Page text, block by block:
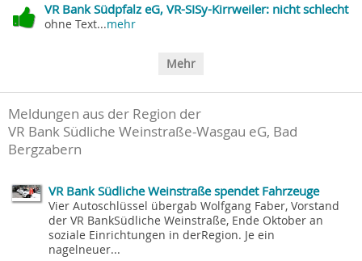
VR Bank Südpfalz eG, VR-SISy-Kirrweiler: nicht schlecht
ohne Text...mehr
Mehr
Meldungen aus der Region der
VR Bank Südliche Weinstraße-Wasgau eG, Bad
Bergzabern
VR Bank Südliche Weinstraße spendet Fahrzeuge
Vier Autoschlüssel übergab Wolfgang Faber, Vorstand
der VR BankSüdliche Weinstraße, Ende Oktober an
soziale Einrichtungen in derRegion. Je ein
nagelneuer...